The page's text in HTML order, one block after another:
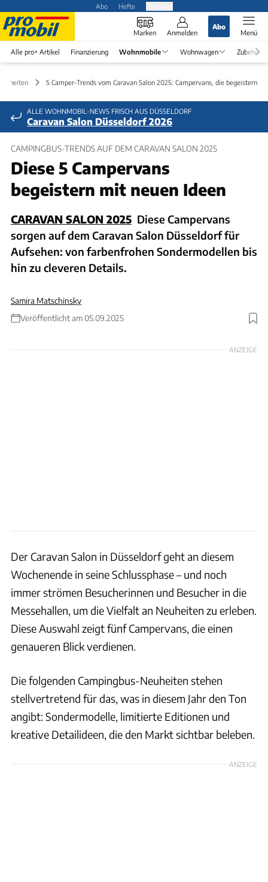
Abo Hefte
Marken Anmelden
Abo
Menü
Alle pro+ Artikel Finanzierung Wohnmobile Wohnwagen Zubehör
5 Camper-Trends vom Caravan Salon 2025: Campervans, die begeistern
ALLE WOHNMOBIL-NEWS FRISCH AUS DÜSSELDORF
Caravan Salon Düsseldorf 2026
CAMPINGBUS-TRENDS AUF DEM CARAVAN SALON 2025
Diese 5 Campervans
begeistern mit neuen Ideen
CARAVAN SALON 2025 Diese Campervans
sorgen auf dem Caravan Salon Düsseldorf für
Aufsehen: von farbenfrohen Sondermodellen bis
hin zu cleveren Details.
Samira Matschinsky
Veröffentlicht am 05.09.2025
Foto: Philipp Heise
ANZEIGE
Der Caravan Salon in Düsseldorf geht an diesem
Wochenende in seine Schlussphase – und noch
immer strömen Besucherinnen und Besucher in die
Messehallen, um die Vielfalt an Neuheiten zu erleben.
Diese Auswahl zeigt fünf Campervans, die einen
genaueren Blick verdienen.
Die folgenden Campingbus-Neuheiten stehen
stellvertretend für das, was in diesem Jahr den Ton
angibt: Sondermodelle, limitierte Editionen und
kreative Detailideen, die den Markt sichtbar beleben.
ANZEIGE